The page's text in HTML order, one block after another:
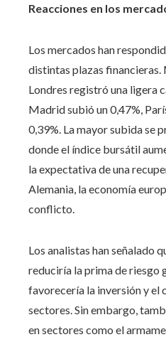
Reacciones en los
Los mercados han
distintas plazas financieras.
Londres registró una ligera
Madrid subió un 0,47%,
0,39%. La mayor subida se
donde el índice bursátil
la expectativa de una
Alemania, la economía
conflicto.
Los analistas han señalado
reduciría la prima de riesgo
favorecería la inversión y el
sectores. Sin embargo,
en sectores como el